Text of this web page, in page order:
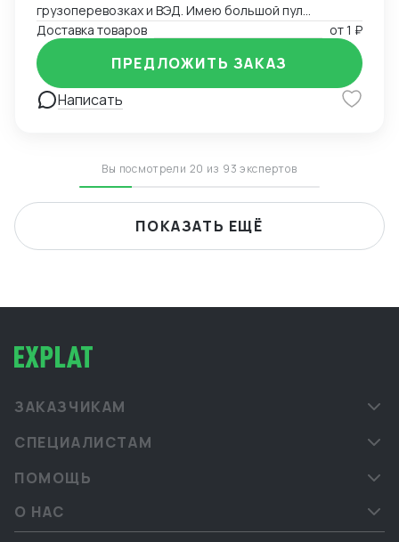
грузоперевозках и ВЭД. Имею большой пул
контрагентов, логистов и экспедиторов по всему
миру и России. Доставлю Ваш груз из любой точки
мира любым видом транспорта, оптимизирую Ваши
расходы на логистику и растаможку, а также помогу
с оплатой за товар зарубеж, если необходимо.
Доставка товаров от1 ₽
Написать
ПРЕДЛОЖИТЬ ЗАКАЗ
Вы посмотрели 20 из 93 экспертов
ПОКАЗАТЬ ЕЩЁ
ЗАКАЗЧИКАМ
СПЕЦИАЛИСТАМ
ПОМОЩЬ
О НАС